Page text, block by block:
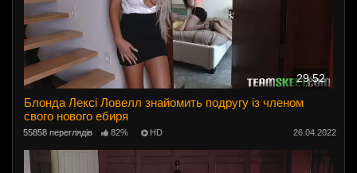
29:52
Блонда Лексі Ловелл знайомить подругу із членом
свого нового ебиря
55858 переглядів 82% HD 26.04.2022